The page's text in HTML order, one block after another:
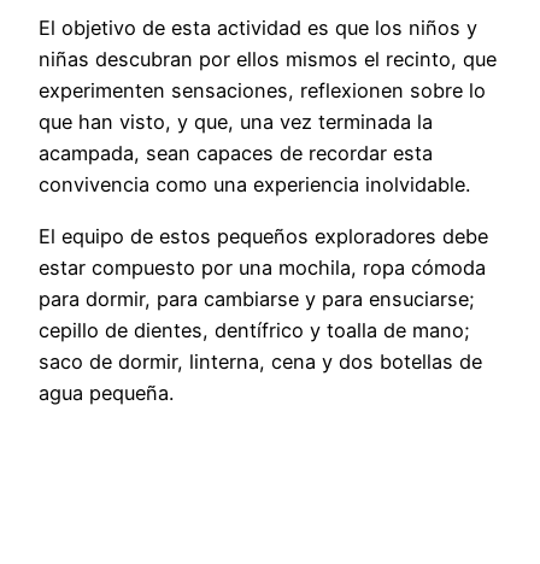
El objetivo de esta actividad es que los niños y
niñas descubran por ellos mismos el recinto, que
experimenten sensaciones, reflexionen sobre lo
que han visto, y que, una vez terminada la
acampada, sean capaces de recordar esta
convivencia como una experiencia inolvidable.
El equipo de estos pequeños exploradores debe
estar compuesto por una mochila, ropa cómoda
para dormir, para cambiarse y para ensuciarse;
cepillo de dientes, dentífrico y toalla de mano;
saco de dormir, linterna, cena y dos botellas de
agua pequeña.